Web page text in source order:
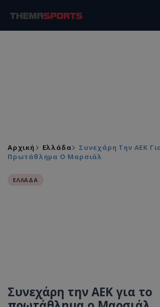
Αρχική Ελλάδα
Συνεχάρη Την ΑΕΚ
Πρωτάθλημα Ο Μαρσιάλ
ΕΛΛΑΔΑ
Συνεχάρη την ΑΕΚ για το